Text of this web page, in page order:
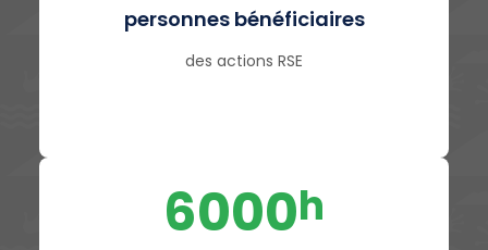
personnes bénéficiaires
des actions RSE
6000h